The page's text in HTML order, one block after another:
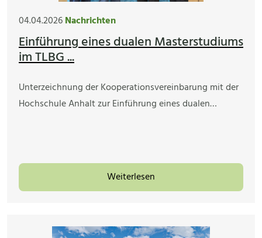
04.04.2026Nachrichten
Einführung eines dualen Masterstudiums
im TLBG ...
Unterzeichnung der Kooperationsvereinbarung mit der
Hochschule Anhalt zur Einführung eines dualen…
Weiterlesen